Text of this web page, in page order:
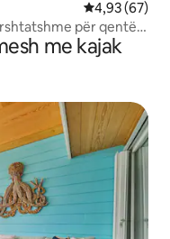
Vlerësimi
4,93 (67)
për qentë |
me kajak